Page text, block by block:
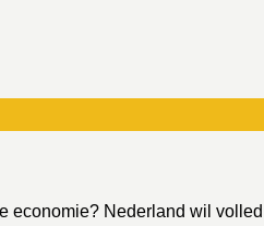
economie? Nederland wil